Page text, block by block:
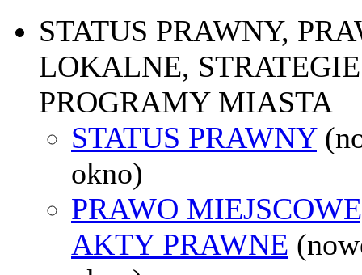
STATUS PRAWNY,
LOKALNE,
PROGRAMY MIASTA
STATUS PRAWNY
okno)
PRAWO
AKTY PRAWNE